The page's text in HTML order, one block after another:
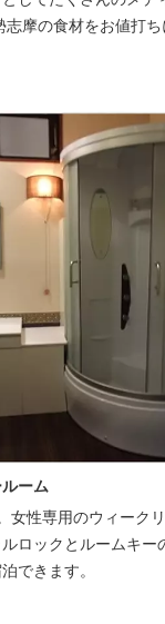
摩の食材をお値打
ーム
女性専用のウィーク
ロックとルームキー
できます。